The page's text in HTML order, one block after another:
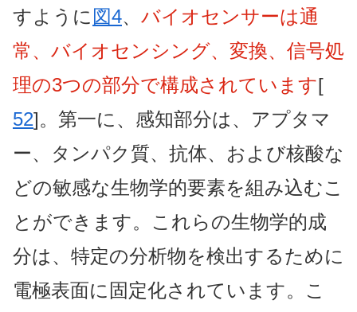
すように 図4、 バイオセンサーは通
常、バイオセンシング、変換、信号処
理の3つの部分で構成されています[
52]。第一に、感知部分は、アプタマ
ー、タンパク質、抗体、および核酸な
どの敏感な生物学的要素を組み込むこ
とができます。これらの生物学的成
分は、特定の分析物を検出するために
電極表面に固定化されています。こ